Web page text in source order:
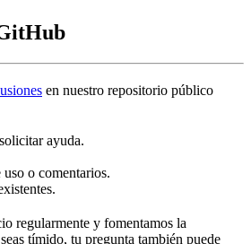
en nuestro repositorio público
ayuda.
o comentarios.
regularmente y fomentamos la
tímido, tu pregunta también puede